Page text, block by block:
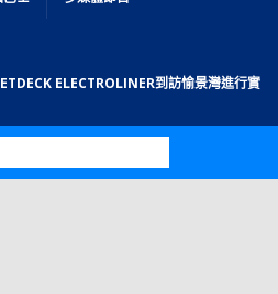
ELECTROLINER到訪愉景灣進行實